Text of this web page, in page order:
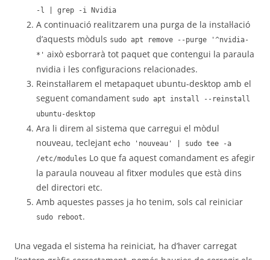
-l | grep -i Nvidia
A continuació realitzarem una purga de la instal·lació
d’aquests mòduls sudo apt remove --purge '^nvidia-
*' això esborrarà tot paquet que contengui la paraula
nvidia i les configuracions relacionades.
Reinstal·larem el metapaquet ubuntu-desktop amb el
seguent comandament sudo apt install --reinstall
ubuntu-desktop
Ara li direm al sistema que carregui el mòdul
nouveau, teclejant echo 'nouveau' | sudo tee -a
/etc/modules Lo que fa aquest comandament es afegir
la paraula nouveau al fitxer modules que està dins
del directori etc.
Amb aquestes passes ja ho tenim, sols cal reiniciar
sudo reboot.
Una vegada el sistema ha reiniciat, ha d’haver carregat